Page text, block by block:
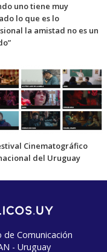
uno tiene muy
lo que es lo
la amistad no es un
Cinematográfico
del Uruguay
Comunicación
- Uruguay